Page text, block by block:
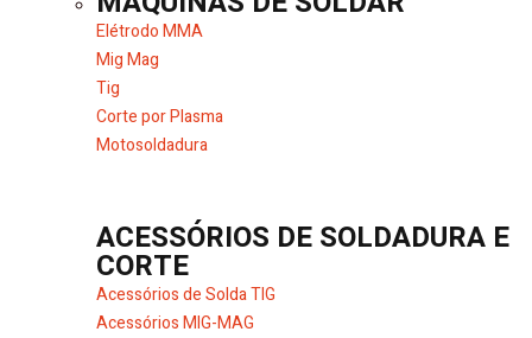
Elétrodo MMA
Mig Mag
Tig
Corte por Plasma
Motosoldadura
ACESSÓRIOS DE SOLDADURA E
CORTE
Acessórios de Solda TIG
Acessórios MIG-MAG